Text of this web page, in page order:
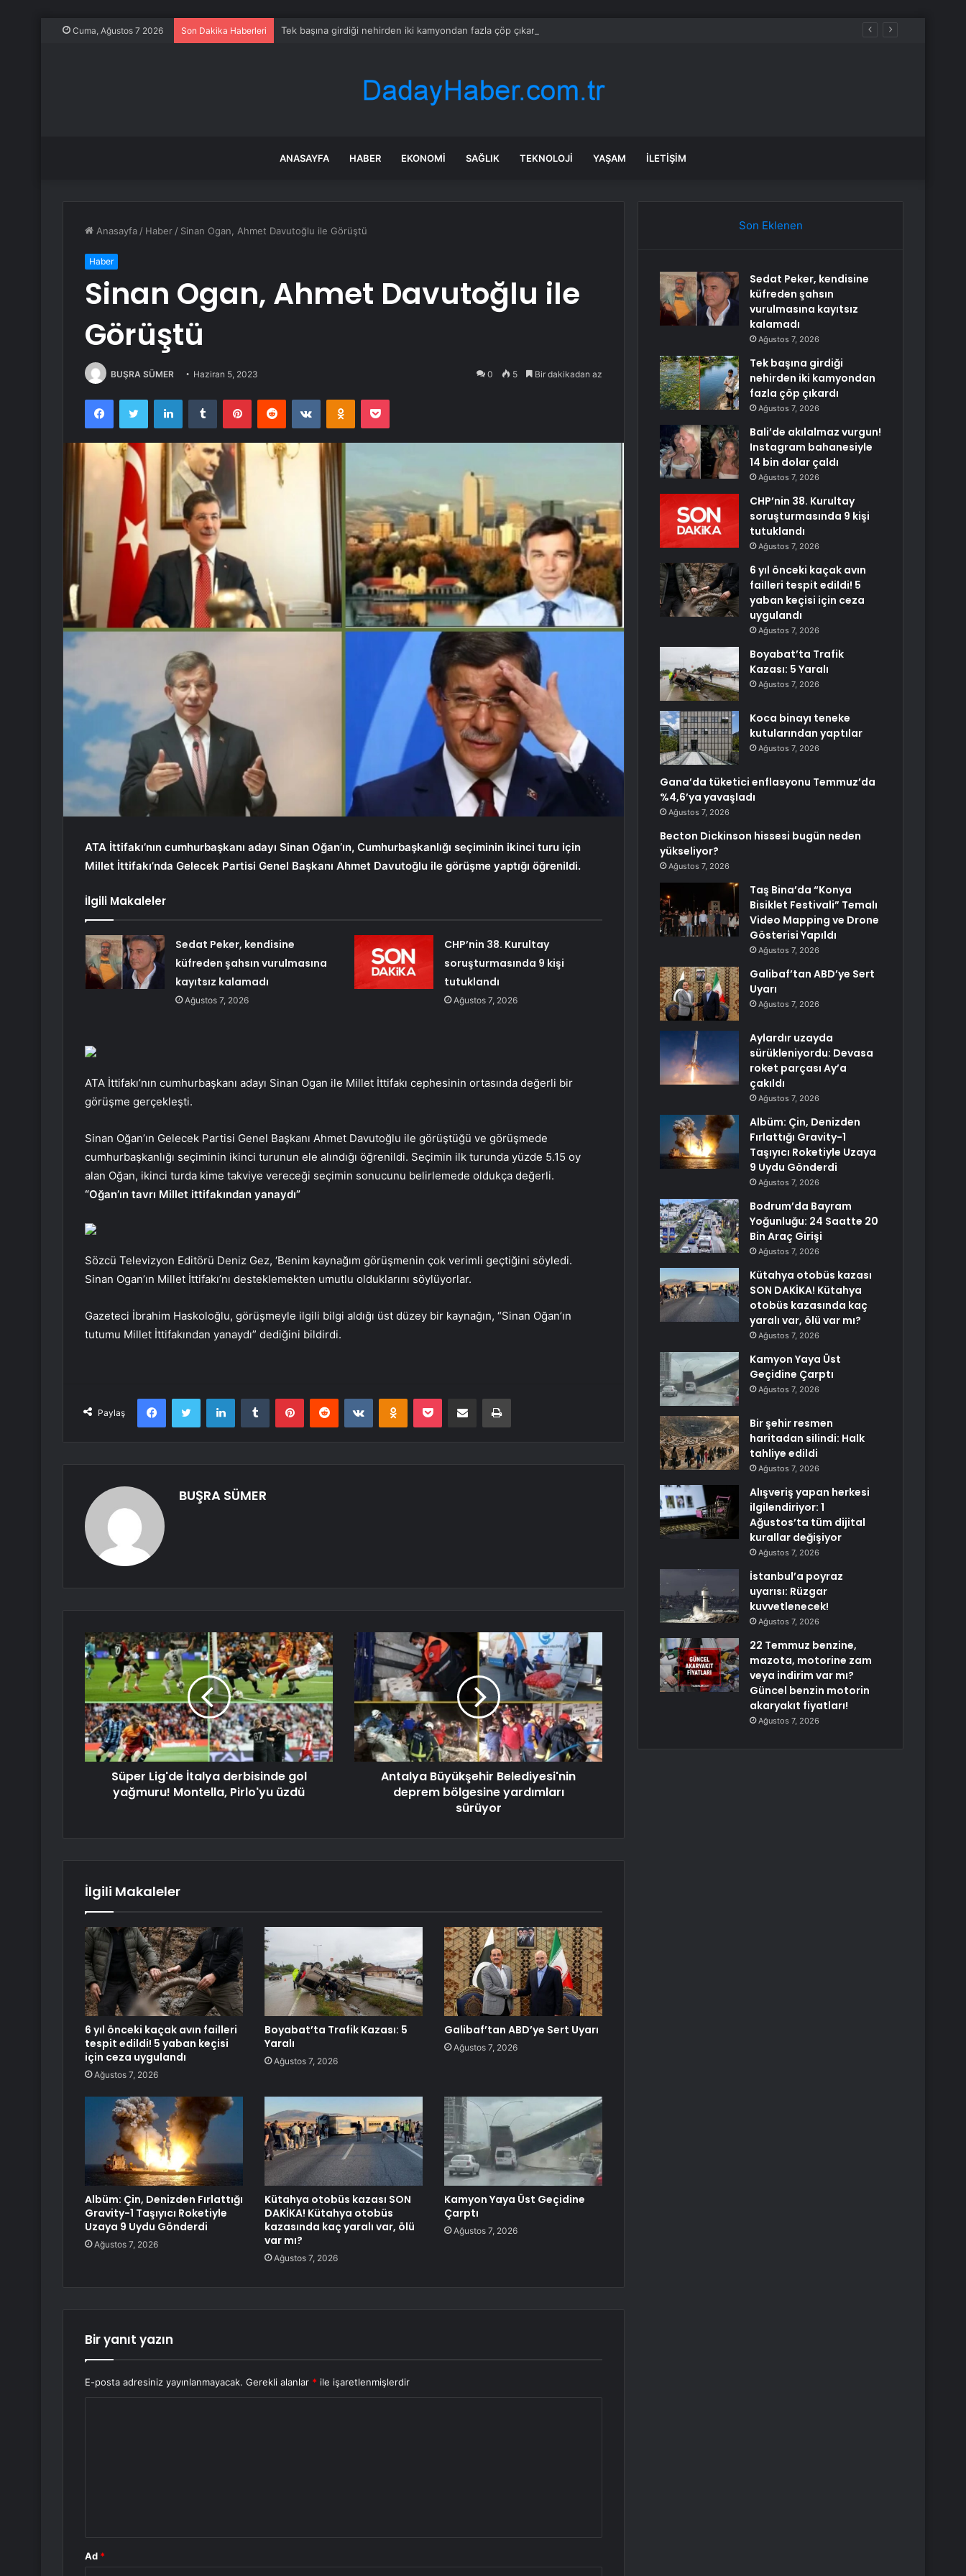
Cuma, Ağustos 7 2026 Son Dakika Haberleri Tek başına girdiği nehirden iki kamyondan fazla çöp çıkardı
ANASAYFA HABER EKONOMI SAĞLIK TEKNOLOJI YAŞAM İLETIŞIM
Anasayfa / Haber / Sinan Ogan, Ahmet Davutoğlu ile Görüştü
Haber
Sinan Ogan, Ahmet Davutoğlu ile
Görüştü
BUŞRA SÜMER Haziran 5, 2023 0 5 Bir dakikadan az
FacebookTwitter LinkedInTumblr PinterestReddit VKontakteOdnoklassniki
Pocket
ATA İttifakı’nın cumhurbaşkanı adayı Sinan Oğan’ın, Cumhurbaşkanlığı seçiminin ikinci turu için
Millet İttifakı’nda Gelecek Partisi Genel Başkanı Ahmet Davutoğlu ile görüşme yaptığı öğrenildi.
İlgili Makaleler
Sedat Peker, kendisine
küfreden şahsın vurulmasına
kayıtsız kalamadı
Ağustos 7, 2026
CHP’nin 38. Kurultay
soruşturmasında 9 kişi
tutuklandı
Ağustos 7, 2026
ATA İttifakı’nın cumhurbaşkanı adayı Sinan Ogan ile Millet İttifakı cephesinin ortasında değerli bir
görüşme gerçekleşti.
Sinan Oğan’ın Gelecek Partisi Genel Başkanı Ahmet Davutoğlu ile görüştüğü ve görüşmede
cumhurbaşkanlığı seçiminin ikinci turunun ele alındığı öğrenildi. Seçimin ilk turunda yüzde 5.15 oy
alan Oğan, ikinci turda kime takviye vereceği seçimin sonucunu belirlemede oldukça değerli.
“Oğan’ın tavrı Millet ittifakından yanaydı”
Sözcü Televizyon Editörü Deniz Gez, ‘Benim kaynağım görüşmenin çok verimli geçtiğini söyledi.
Sinan Ogan’ın Millet İttifakı’nı desteklemekten umutlu olduklarını söylüyorlar.
Gazeteci İbrahim Haskoloğlu, görüşmeyle ilgili bilgi aldığı üst düzey bir kaynağın, “Sinan Oğan’ın
tutumu Millet İttifakından yanaydı” dediğini bildirdi.
Paylaş
FacebookTwitter LinkedInTumblr PinterestReddit VKontakteOdnoklassniki
Pocket E-Posta ile paylaş Yazdır
BUŞRA SÜMER
Süper Lig'de İtalya derbisinde gol
yağmuru! Montella, Pirlo'yu üzdü
Antalya Büyükşehir Belediyesi'nin
deprem bölgesine yardımları
sürüyor
İlgili Makaleler
6 yıl önceki kaçak avın failleri
tespit edildi! 5 yaban keçisi
için ceza uygulandı
Ağustos 7, 2026
Boyabat’ta Trafik Kazası: 5
Yaralı
Ağustos 7, 2026
Galibaf’tan ABD’ye Sert Uyarı
Ağustos 7, 2026
Albüm: Çin, Denizden Fırlattığı
Gravity-1 Taşıyıcı Roketiyle
Uzaya 9 Uydu Gönderdi
Ağustos 7, 2026
Kütahya otobüs kazası SON
DAKİKA! Kütahya otobüs
kazasında kaç yaralı var, ölü
var mı?
Ağustos 7, 2026
Kamyon Yaya Üst Geçidine
Çarptı
Ağustos 7, 2026
Bir yanıt yazın
E-posta adresiniz yayınlanmayacak. Gerekli alanlar * ile işaretlenmişlerdir
Ad *
Son Eklenen
Sedat Peker, kendisine
küfreden şahsın
vurulmasına kayıtsız
kalamadı
Ağustos 7, 2026
Tek başına girdiği
nehirden iki kamyondan
fazla çöp çıkardı
Ağustos 7, 2026
Bali’de akılalmaz vurgun!
Instagram bahanesiyle
14 bin dolar çaldı
Ağustos 7, 2026
CHP’nin 38. Kurultay
soruşturmasında 9 kişi
tutuklandı
Ağustos 7, 2026
6 yıl önceki kaçak avın
failleri tespit edildi! 5
yaban keçisi için ceza
uygulandı
Ağustos 7, 2026
Boyabat’ta Trafik
Kazası: 5 Yaralı
Ağustos 7, 2026
Koca binayı teneke
kutularından yaptılar
Ağustos 7, 2026
Gana’da tüketici enflasyonu Temmuz’da
%4,6’ya yavaşladı
Ağustos 7, 2026
Becton Dickinson hissesi bugün neden
yükseliyor?
Ağustos 7, 2026
Taş Bina’da “Konya
Bisiklet Festivali” Temalı
Video Mapping ve Drone
Gösterisi Yapıldı
Ağustos 7, 2026
Galibaf’tan ABD’ye Sert
Uyarı
Ağustos 7, 2026
Aylardır uzayda
sürükleniyordu: Devasa
roket parçası Ay’a
çakıldı
Ağustos 7, 2026
Albüm: Çin, Denizden
Fırlattığı Gravity-1
Taşıyıcı Roketiyle Uzaya
9 Uydu Gönderdi
Ağustos 7, 2026
Bodrum’da Bayram
Yoğunluğu: 24 Saatte 20
Bin Araç Girişi
Ağustos 7, 2026
Kütahya otobüs kazası
SON DAKİKA! Kütahya
otobüs kazasında kaç
yaralı var, ölü var mı?
Ağustos 7, 2026
Kamyon Yaya Üst
Geçidine Çarptı
Ağustos 7, 2026
Bir şehir resmen
haritadan silindi: Halk
tahliye edildi
Ağustos 7, 2026
Alışveriş yapan herkesi
ilgilendiriyor: 1
Ağustos’ta tüm dijital
kurallar değişiyor
Ağustos 7, 2026
İstanbul’a poyraz
uyarısı: Rüzgar
kuvvetlenecek!
Ağustos 7, 2026
22 Temmuz benzine,
mazota, motorine zam
veya indirim var mı?
Güncel benzin motorin
akaryakıt fiyatları!
Ağustos 7, 2026